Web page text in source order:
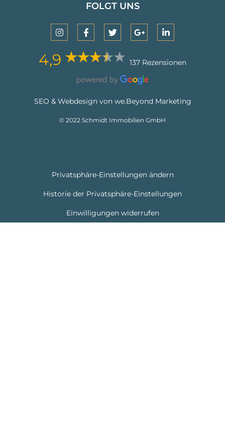
FOLGT UNS
4,9 137 Rezensionen
SEO & Webdesign von we.Beyond Marketing
© 2022 Schmidt Immobilien GmbH
Privatsphäre-Einstellungen ändern
Historie der Privatsphäre-Einstellungen
Einwilligungen widerrufen